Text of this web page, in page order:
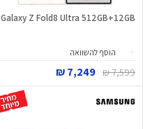
Galaxy Z Fold8 Ultra 512GB+12GB
הוסף להשוואה
7,599 ₪
7,249 ₪